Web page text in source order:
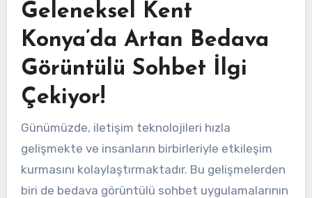
Geleneksel Kent
Konya’da Artan Bedava
Görüntülü Sohbet İlgi
Çekiyor!
Günümüzde, iletişim teknolojileri hızla
gelişmekte ve insanların birbirleriyle etkileşim
kurmasını kolaylaştırmaktadır. Bu gelişmelerden
biri de bedava görüntülü sohbet uygulamalarının